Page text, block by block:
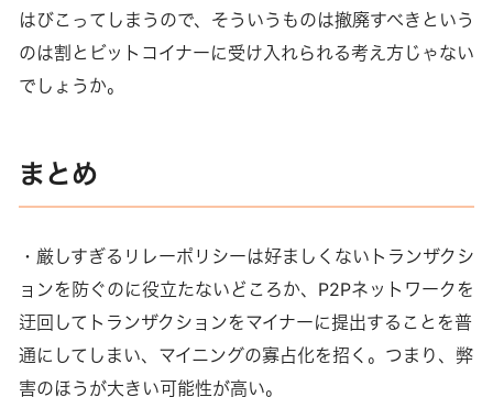
はびこってしまうので、そういうものは撤廃すべきという
のは割とビットコイナーに受け入れられる考え方じゃない
でしょうか。
まとめ
・厳しすぎるリレーポリシーは好ましくないトランザクシ
ョンを防ぐのに役立たないどころか、P2Pネットワークを
迂回してトランザクションをマイナーに提出することを普
通にしてしまい、マイニングの寡占化を招く。つまり、弊
害のほうが大きい可能性が高い。